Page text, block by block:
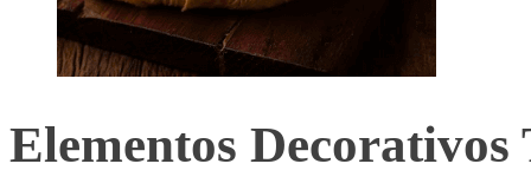
Elementos Decorativos